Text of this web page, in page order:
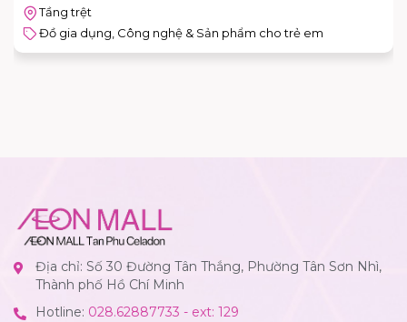
Tầng trệt
Đồ gia dụng, Công nghệ & Sản phẩm cho trẻ em
Địa chỉ: Số 30 Đường Tân Thắng, Phường Tân Sơn Nhì,
Thành phố Hồ Chí Minh
Hotline: 028.62887733 - ext: 129